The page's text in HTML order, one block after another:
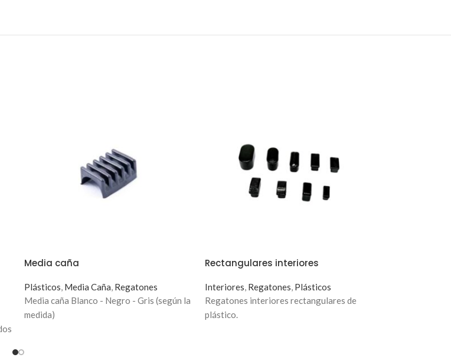
Media caña
Plásticos Media Caña Regatones
Media caña Blanco - Negro - Gris (según la
medida)
Rectangulares interiores
Interiores Regatones Plásticos
Regatones interiores rectangulares de
plástico.